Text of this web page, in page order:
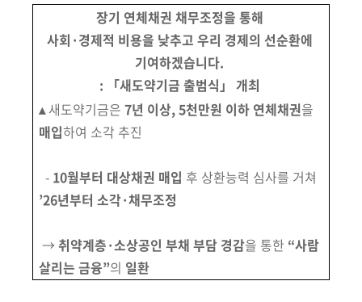
장기 연체채권 채무조정을 통해
사회·경제적 비용을 낮추고 우리 경제의 선순환에
기여하겠습니다.
: 「새도약기금 출범식」 개최
▴새도약기금은 7년 이상, 5천만원 이하 연체채권을
매입하여 소각 추진
- 10월부터 대상채권 매입 후 상환능력 심사를 거쳐
’26년부터 소각·채무조정
→ 취약계층·소상공인 부채 부담 경감을 통한 “사람
살리는 금융”의 일환